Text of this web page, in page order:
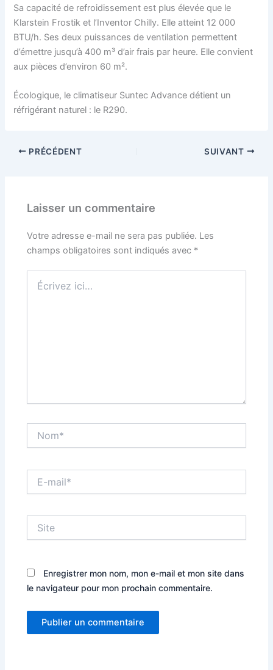
Sa capacité de refroidissement est plus élevée que le
Klarstein Frostiket l’Inventor Chilly. Elle atteint 12 000
BTU/h. Ses deux puissances de ventilation permettent
d’émettre jusqu’à 400 m³ d’air frais par heure. Elle convient
aux pièces d’environ 60 m².
Écologique, le climatiseur Suntec Advance détient un
réfrigérant naturel : le R290.
PRÉCÉDENT SUIVANT
Laisser un commentaire
Votre adresse e-mail ne sera pas publiée. Les
champs obligatoires sont indiqués avec *
ici…
mail*
Enregistrer mon nom, mon e-mail et mon site dans
le navigateur pour mon prochain commentaire.